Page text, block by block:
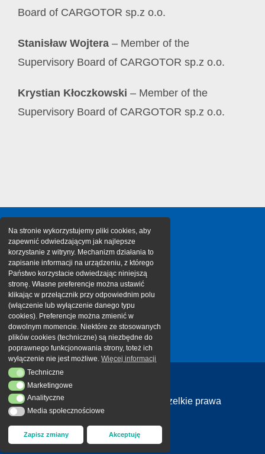
Board of CARGOTOR sp.z o.o.
Stanisław Wojtera– Member of the
Supervisory Board of CARGOTOR sp.z o.o.
Krystian Kłoczkowski – Member of the
Supervisory Board of CARGOTOR sp.z o.o.
Copyright 2026 Cargotor | Wszelkie prawa
Na stronie wykorzystujemy pliki cookies, aby
zapewnić odwiedzającym jak najlepsze
korzystanie z witryny. Mechanizm działania to
zapisanie informacji na urządzeniu, z którego
Państwo korzystacie odwiedzając niniejszą
stronę. Własne preferencje można ustawić
klikając w przełącznik przy odpowiednim polu
(włączenie lub wyłączenie danego typu
cookies). Preferencje można zmienić w
dowolnym momencie. Niektóre ze stosowanych
plików cookies (techniczne) są niezbędne do
poprawnego funkcjonowania strony, toteż ich
wyłączenie nie jest możliwe.Więcej informacji
TechniczneTechniczne
Marketingowe
Marketingowe
AnalityczneAnalityczne
Media społecznościowe
Media społecznościowe
Zapisz zmiany Akceptuję